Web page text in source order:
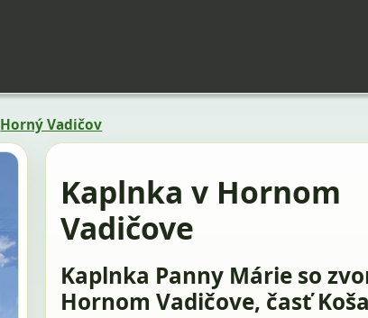
Horný Vadičov
Kaplnka v Hornom
Vadičove
Kaplnka Panny Márie so
Hornom Vadičove, časť